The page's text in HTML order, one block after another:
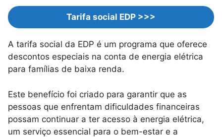
Tarifa social EDP >>>
A tarifa social da EDP é um programa que oferece
descontos especiais na conta de energia elétrica
para famílias de baixa renda.
Este benefício foi criado para garantir que as
pessoas que enfrentam dificuldades financeiras
possam continuar a ter acesso à energia elétrica,
um serviço essencial para o bem-estar e a